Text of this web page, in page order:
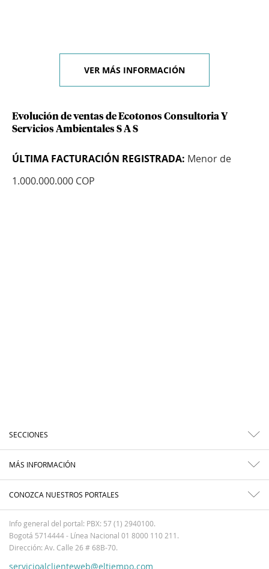
VER MÁS INFORMACIÓN
Evolución de ventas de Ecotonos Consultoria Y
Servicios Ambientales S A S
ÚLTIMA FACTURACIÓN REGISTRADA: Menor de
1.000.000.000 COP
SECCIONES
MÁS INFORMACIÓN
CONOZCA NUESTROS PORTALES
Info general del portal: PBX: 57 (1) 2940100.
Bogotá 5714444 - Línea Nacional 01 8000 110 211.
Dirección: Av. Calle 26 # 68B-70.
servicioalclienteweb@eltiempo.com